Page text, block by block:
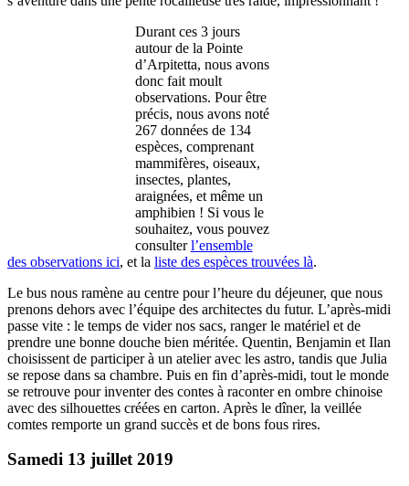
Durant ces 3 jours
autour de la Pointe
d’Arpitetta, nous avons
donc fait moult
observations. Pour être
précis, nous avons noté
267 données de 134
espèces, comprenant
mammifères, oiseaux,
insectes, plantes,
araignées, et même un
amphibien ! Si vous le
souhaitez, vous pouvez
consulterl’ensemble
des observations ici, et la liste des espèces trouvées là.
Le bus nous ramène au centre pour l’heure du déjeuner, que nous
prenons dehors avec l’équipe des architectes du futur. L’après-midi
passe vite : le temps de vider nos sacs, ranger le matériel et de
prendre une bonne douche bien méritée. Quentin, Benjamin et Ilan
choisissent de participer à un atelier avec les astro, tandis que Julia
se repose dans sa chambre. Puis en fin d’après-midi, tout le monde
se retrouve pour inventer des contes à raconter en ombre chinoise
avec des silhouettes créées en carton. Après le dîner, la veillée
comtes remporte un grand succès et de bons fous rires.
Samedi 13 juillet 2019